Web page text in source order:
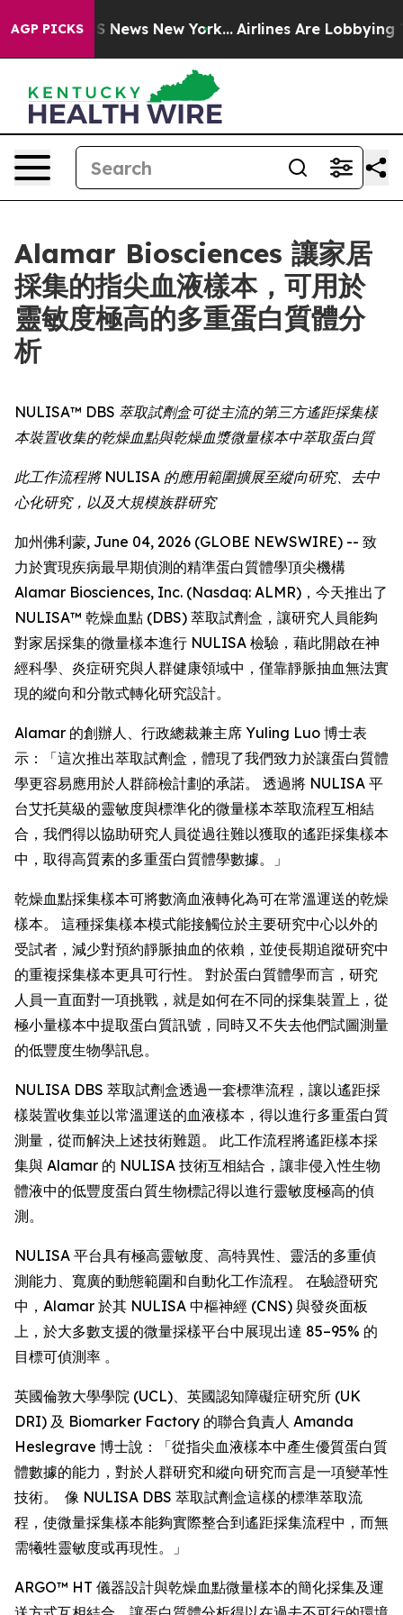
AGP PICKS
CBS News New York... Airlines Are Lobbying To
Alamar Biosciences 讓家居
採集的指尖血液樣本，可用於
靈敏度極高的多重蛋白質體分
析
NULISA™ DBS 萃取試劑盒可從主流的第三方遙距採集樣
本裝置收集的乾燥血點與乾燥血漿微量樣本中萃取蛋白質
此工作流程將 NULISA 的應用範圍擴展至縱向研究、去中
心化研究，以及大規模族群研究
加州佛利蒙, June 04, 2026 (GLOBE NEWSWIRE) -- 致
力於實現疾病最早期偵測的精準蛋白質體學頂尖機構
Alamar Biosciences, Inc. (Nasdaq: ALMR)，今天推出了
NULISA™ 乾燥血點 (DBS) 萃取試劑盒，讓研究人員能夠
對家居採集的微量樣本進行 NULISA 檢驗，藉此開啟在神
經科學、炎症研究與人群健康領域中，僅靠靜脈抽血無法實
現的縱向和分散式轉化研究設計。
Alamar 的創辦人、行政總裁兼主席 Yuling Luo 博士表
示：「這次推出萃取試劑盒，體現了我們致力於讓蛋白質體
學更容易應用於人群篩檢計劃的承諾。 透過將 NULISA 平
台艾托莫級的靈敏度與標準化的微量樣本萃取流程互相結
合，我們得以協助研究人員從過往難以獲取的遙距採集樣本
中，取得高質素的多重蛋白質體學數據。」
乾燥血點採集樣本可將數滴血液轉化為可在常溫運送的乾燥
樣本。 這種採集樣本模式能接觸位於主要研究中心以外的
受試者，減少對預約靜脈抽血的依賴，並使長期追蹤研究中
的重複採集樣本更具可行性。 對於蛋白質體學而言，研究
人員一直面對一項挑戰，就是如何在不同的採集裝置上，從
極小量樣本中提取蛋白質訊號，同時又不失去他們試圖測量
的低豐度生物學訊息。
NULISA DBS 萃取試劑盒透過一套標準流程，讓以遙距採
樣裝置收集並以常溫運送的血液樣本，得以進行多重蛋白質
測量，從而解決上述技術難題。 此工作流程將遙距樣本採
集與 Alamar 的 NULISA 技術互相結合，讓非侵入性生物
體液中的低豐度蛋白質生物標記得以進行靈敏度極高的偵
測。
NULISA 平台具有極高靈敏度、高特異性、靈活的多重偵
測能力、寬廣的動態範圍和自動化工作流程。 在驗證研究
中，Alamar 於其 NULISA 中樞神經 (CNS) 與發炎面板
上，於大多數支援的微量採樣平台中展現出達 85–95% 的
目標可偵測率 。
英國倫敦大學學院 (UCL)、英國認知障礙症研究所 (UK
DRI) 及 Biomarker Factory 的聯合負責人 Amanda
Heslegrave 博士說：「從指尖血液樣本中產生優質蛋白質
體數據的能力，對於人群研究和縱向研究而言是一項變革性
技術。 像 NULISA DBS 萃取試劑盒這樣的標準萃取流
程，使微量採集樣本能夠實際整合到遙距採集流程中，而無
需犧牲靈敏度或再現性。」
ARGO™ HT 儀器設計與乾燥血點微量樣本的簡化採集及運